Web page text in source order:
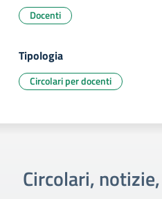
Docenti
Tipologia
Circolari per docenti
Circolari,